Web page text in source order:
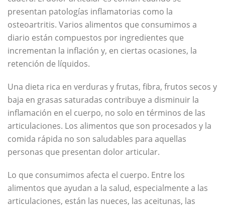
presentan patologías inflamatorias como la
osteoartritis. Varios alimentos que consumimos a
diario están compuestos por ingredientes que
incrementan la inflación y, en ciertas ocasiones, la
retención de líquidos.
Una dieta rica en verduras y frutas, fibra, frutos secos y
baja en grasas saturadas contribuye a disminuir la
inflamación en el cuerpo, no solo en términos de las
articulaciones. Los alimentos que son procesados y la
comida rápida no son saludables para aquellas
personas que presentan dolor articular.
Lo que consumimos afecta el cuerpo. Entre los
alimentos que ayudan a la salud, especialmente a las
articulaciones, están las nueces, las aceitunas, las